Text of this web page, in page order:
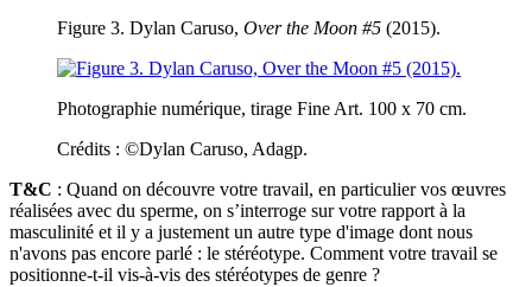
Figure 3. Dylan Caruso, Over the Moon #5 (2015).
Photographie numérique, tirage Fine Art. 100 x 70 cm.
Crédits : ©Dylan Caruso, Adagp.
T&C : Quand on découvre votre travail, en particulier vos œuvres
réalisées avec du sperme, on s’interroge sur votre rapport à la
masculinité et il y a justement un autre type d'image dont nous
n'avons pas encore parlé : le stéréotype. Comment votre travail se
positionne-t-il vis-à-vis des stéréotypes de genre ?